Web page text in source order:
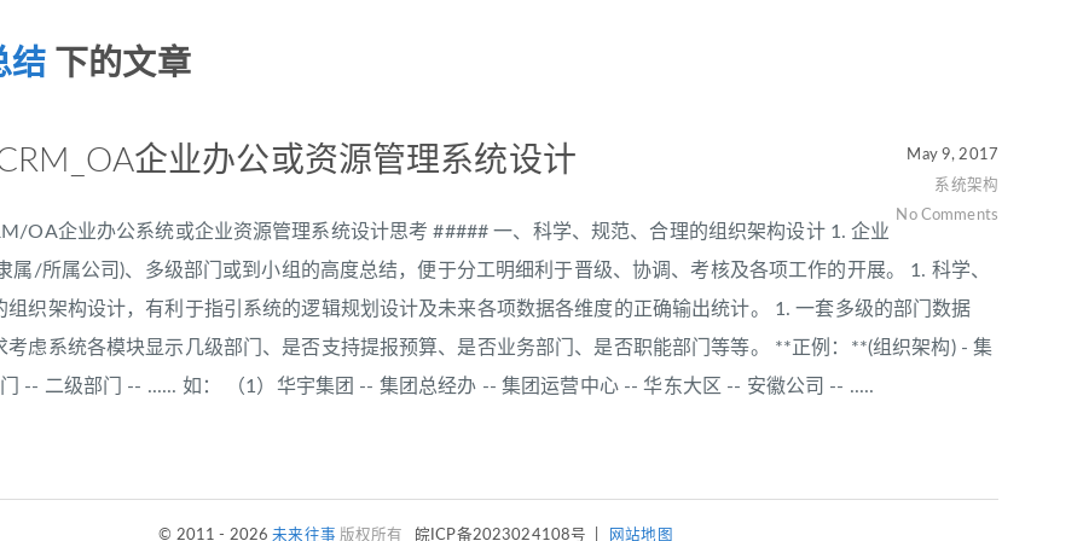
结下的文章
May 9, 2017
系统架构
No Comments
企业办公或资源管理系统设计
OA企业办公系统或企业资源管理系统设计思考 ##### 一、科学、规范、合理的组织架构设计 1. 企业
属/所属公司)、多级部门或到小组的高度总结，便于分工明细利于晋级、协调、考核及各项工作的开展。 1. 科学、
组织架构设计，有利于指引系统的逻辑规划设计及未来各项数据各维度的正确输出统计。 1. 一套多级的部门数据
考虑系统各模块显示几级部门、是否支持提报预算、是否业务部门、是否职能部门等等。 **正例：**(组织架构) - 集
-- 二级部门 -- ...... 如： （1）华宇集团 -- 集团总经办 -- 集团运营中心 -- 华东大区 -- 安徽公司 -- .....
© 2011 - 2026未来往事 版权所有 皖ICP备2023024108号 网站地图